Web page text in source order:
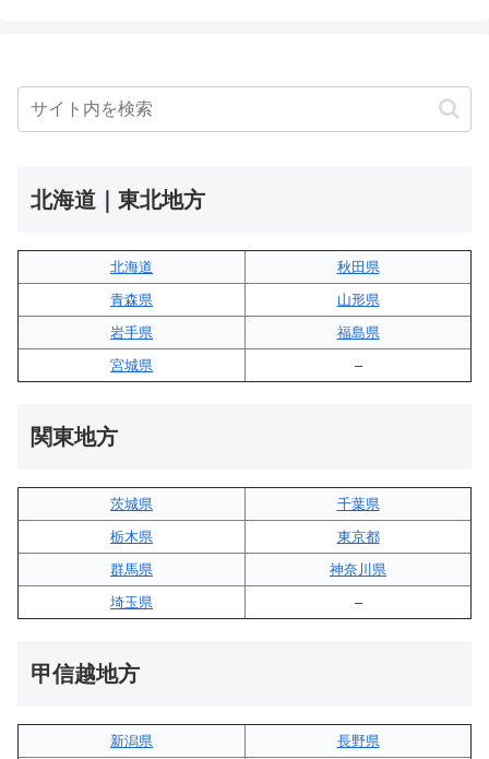
北海道｜東北地方
北海道
秋田県
青森県
山形県
岩手県
福島県
宮城県
–
関東地方
茨城県
千葉県
栃木県
東京都
群馬県
神奈川県
埼玉県
–
甲信越地方
新潟県
長野県